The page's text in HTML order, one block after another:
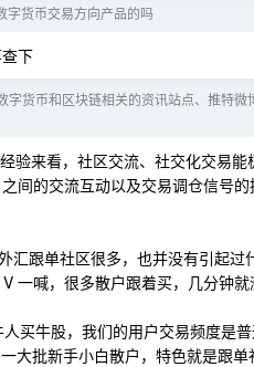
字货币交易方向产品的吗
下
字货币和区块链相关的资讯站点、推特
验来看，社区交流、社交化交易
间的交流互动以及交易调仓信号
汇跟单社区很多，也并没有引起
一喊，很多散户跟着买，几分钟就
买牛股，我们的用户交易频度是
大批新手小白散户，特色就是跟